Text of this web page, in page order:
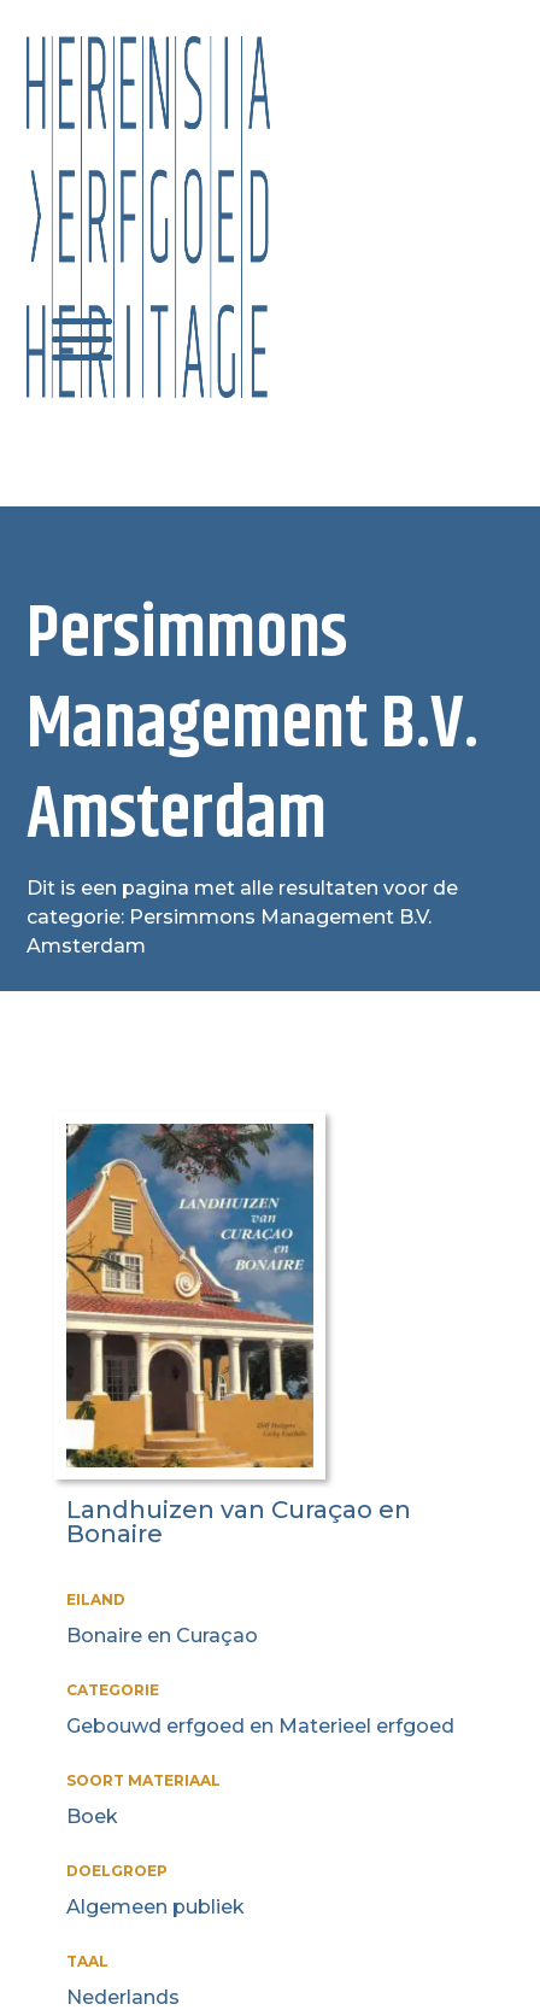
Persimmons
Management B.V.
Amsterdam
Dit is een pagina met alle resultaten voor de
categorie: Persimmons Management B.V.
Amsterdam
Landhuizen van Curaçao en
Bonaire
EILAND
Bonaire en Curaçao
CATEGORIE
Gebouwd erfgoed en Materieel erfgoed
SOORT MATERIAAL
Boek
DOELGROEP
Algemeen publiek
TAAL
Nederlands